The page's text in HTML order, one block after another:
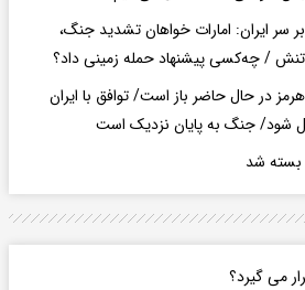
سر ایران: امارات خواهان تشدید جنگ،
تنش / چه‌کسی پیشنهاد حمله زمینی داد؟
در حال حاضر باز است/ توافق با ایران
شود/ جنگ به پایان نزدیک است
بسته شد
می گیرد؟